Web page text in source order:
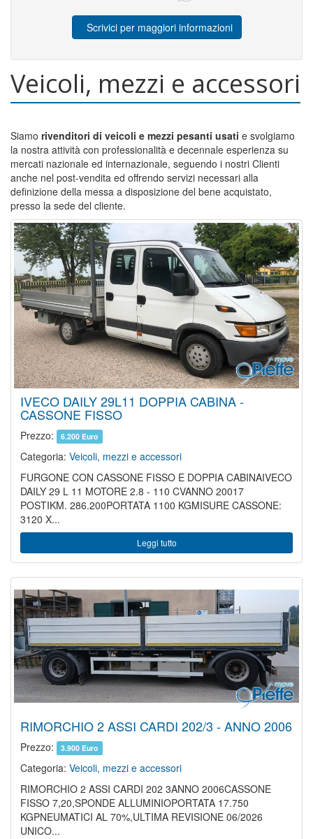
Scrivici per maggiori informazioni
Veicoli, mezzi e accessori
Siamo rivenditori di veicoli e mezzi pesanti usati e svolgiamo
la nostra attività con professionalità e decennale esperienza su
mercati nazionale ed internazionale, seguendo i nostri Clienti
anche nel post-vendita ed offrendo servizi necessari alla
definizione della messa a disposizione del bene acquistato,
presso la sede del cliente.
IVECO DAILY 29L11 DOPPIA CABINA -
CASSONE FISSO
Prezzo: 6.200 Euro
Categoria: Veicoli, mezzi e accessori
FURGONE CON CASSONE FISSO E DOPPIA CABINAIVECO
DAILY 29 L 11 MOTORE 2.8 - 110 CVANNO 20017
POSTIKM. 286.200PORTATA 1100 KGMISURE CASSONE:
3120 X...
Leggi tutto
RIMORCHIO 2 ASSI CARDI 202/3 - ANNO 2006
Prezzo: 3.900 Euro
Categoria: Veicoli, mezzi e accessori
RIMORCHIO 2 ASSI CARDI 202 3ANNO 2006CASSONE
FISSO 7,20,SPONDE ALLUMINIOPORTATA 17.750
KGPNEUMATICI AL 70%,ULTIMA REVISIONE 06/2026
UNICO...